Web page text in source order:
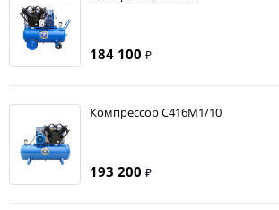
184 100 ₽
Компрессор С416М1/10
193 200 ₽